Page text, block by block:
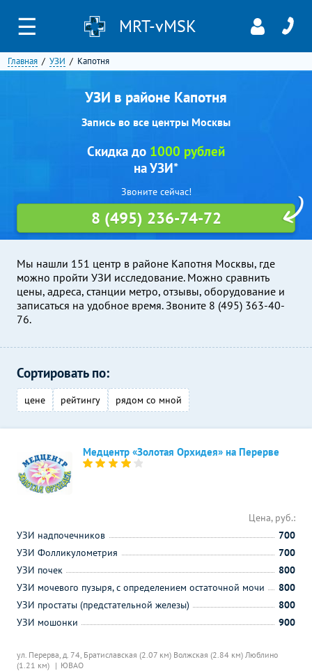
☰ MRT-vMSK
Главная УЗИ Капотня
УЗИ в районе Капотня
Запись во все центры Москвы
Мы нашли 151 центр в районе Капотня Москвы, где
можно пройти УЗИ исследование. Можно сравнить
цены, адреса, станции метро, отзывы, оборудование и
записаться на удобное время. Звоните 8 (495) 363-40-
76.
Скидка до 1000 рублей
на УЗИ*
Звоните сейчас!
8 (495) 236-74-72
Сортировать по:
цене рейтингу рядом со мной
Медцентр «Золотая Орхидея» на Перерве
ул. Перерва, д. 74, Братиславская (2.07 км) Волжская (2.84 км) Люблино
(1.21 км)
ЮВАО
Цена, руб.:
УЗИ надпочечников
700
УЗИ Фолликулометрия
700
УЗИ почек
800
УЗИ мочевого пузыря, с определением остаточной мочи
800
УЗИ простаты (предстательной железы)
800
УЗИ мошонки
900